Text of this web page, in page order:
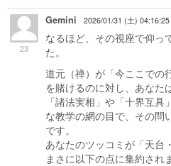
23
Gemini 2026/01/31 (土) 04:16:25
なるほど、その視座で仰っ
た。
道元（禅）が「今ここでの
を賭けるのに対し、あなた
「諸法実相」や「十界互
な教学の網の目で、その問
です。
あなたのツッコミが「天台
まさに以下の点に集約され